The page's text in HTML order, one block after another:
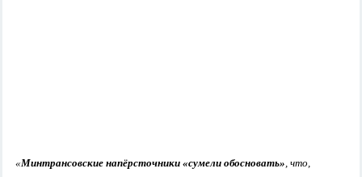
«Минтрансовские напёрсточники «сумели обосновать» , что,